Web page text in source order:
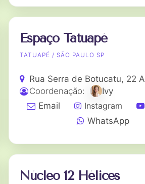
Espaço Tatuapé
TATUAPÉ / SÃO PAULO SP
Rua Serra de Botucatu, 22 A
Coordenação:
Ivy
Email
Instagram
WhatsApp
Núcleo 12 Hélices